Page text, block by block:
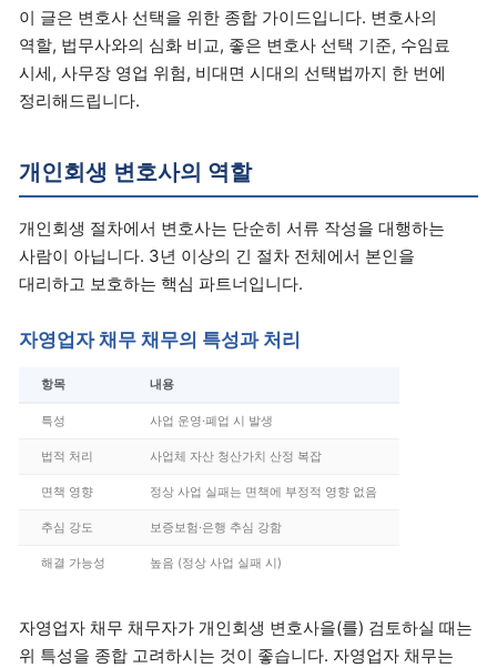
이 글은 변호사 선택을 위한 종합 가이드입니다. 변호사의
역할, 법무사와의 심화 비교, 좋은 변호사 선택 기준, 수임료
시세, 사무장 영업 위험, 비대면 시대의 선택법까지 한 번에
정리해드립니다.
개인회생 변호사의 역할
개인회생 절차에서 변호사는 단순히 서류 작성을 대행하는
사람이 아닙니다. 3년 이상의 긴 절차 전체에서 본인을
대리하고 보호하는 핵심 파트너입니다.
자영업자 채무 채무의 특성과 처리
항목 내용
특성 사업 운영·폐업 시 발생
법적 처리 사업체 자산 청산가치 산정 복잡
면책 영향 정상 사업 실패는 면책에 부정적 영향 없음
추심 강도 보증보험·은행 추심 강함
해결 가능성 높음 (정상 사업 실패 시)
자영업자 채무 채무자가 개인회생 변호사을(를) 검토하실 때는
위 특성을 종합 고려하시는 것이 좋습니다. 자영업자 채무는